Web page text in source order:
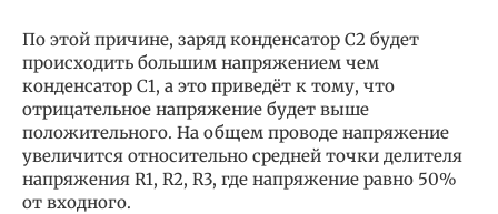
По этой причине, заряд конденсатор С2 будет
происходить большим напряжением чем
конденсатор С1, а это приведёт к тому, что
отрицательное напряжение будет выше
положительного. На общем проводе напряжение
увеличится относительно средней точки делителя
напряжения R1, R2, R3, где напряжение равно 50%
от входного.